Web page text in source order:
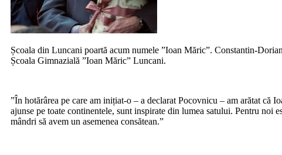
Școala din Luncani poartă acum numele ”Ioan Măric”. Constantin-
Școala Gimnazială ”Ioan Măric” Luncani.
”În hotărârea pe care am inițiat-o – a declarat Pocovnicu – am arătat că
ajunse pe toate continentele, sunt inspirate din lumea satului. Pentru noi
mândri să avem un asemenea consătean.”